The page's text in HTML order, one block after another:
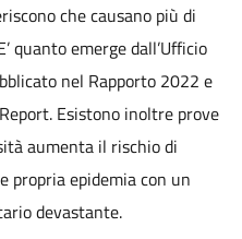
che causano più di
quanto emerge dall’Ufficio
nel Rapporto 2022 e
Esistono inoltre prove
aumenta il rischio di
propria epidemia con un
devastante.